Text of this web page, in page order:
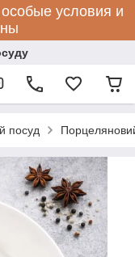
условия и
посуд